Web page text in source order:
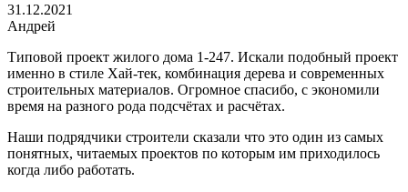
31.12.2021
Андрей
Типовой проект жилого дома 1-247. Искали подобный проект
именно в стиле Хай-тек, комбинация дерева и современных
строительных материалов. Огромное спасибо, с экономили
время на разного рода подсчётах и расчётах.
Наши подрядчики строители сказали что это один из самых
понятных, читаемых проектов по которым им приходилось
когда либо работать.